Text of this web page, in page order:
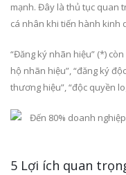
mạnh. Đây là thủ tục quan
cá nhân khi tiến hành kinh
“Đăng ký nhãn hiệu” (*)
hộ nhãn hiệu”, “đăng ký
thương hiệu”, “độc quyền
5 Lợi ích quan